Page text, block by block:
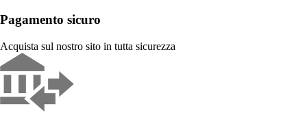
Pagamento sicuro
Acquista sul nostro sito in tutta sicurezza